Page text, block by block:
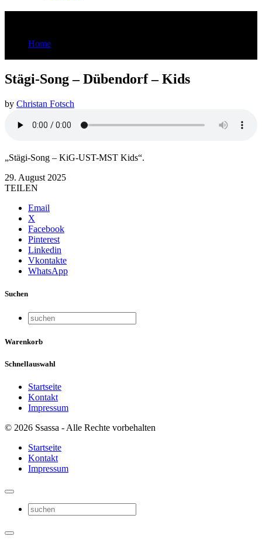
Home
Stägi-Song – Dübendorf – Kids
by Christan Fotsch
„Stägi-Song – KiG-UST-MST Kids“.
29. August 2025
TEILEN
Email
X
Facebook
Pinterest
Linkedin
Vkontakte
WhatsApp
Suchen
Warenkorb
Schnellauswahl
Startseite
Kontakt
Impressum
© 2026 Ssassa - Alle Rechte vorbehalten
Startseite
Kontakt
Impressum